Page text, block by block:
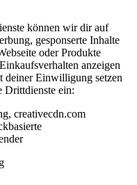
können wir dir auf
gesponserte Inhalte
oder Produkte
anzeigen
deiner Einwilligung setzen
Drittdienste ein:
creativecdn.com